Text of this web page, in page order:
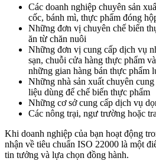
Các doanh nghiệp chuyên sản
cốc, bánh mì, thực phẩm đóng
Những đơn vị chuyên chế biến
ăn từ chăn nuôi
Những đơn vị cung cấp dịch vụ
sạn, chuỗi cửa hàng thực phẩm
những gian hàng bán thực phẩm
Những nhà sản xuất chuyên
liệu dùng để chế biến thực phẩm
Những cơ sở cung cấp dịch vụ
Các nông trại, ngư trường hoặc
Khi doanh nghiệp của bạn hoạt động
nhận về tiêu chuẩn ISO 22000 là một
tin tưởng và lựa chọn đồng hành.